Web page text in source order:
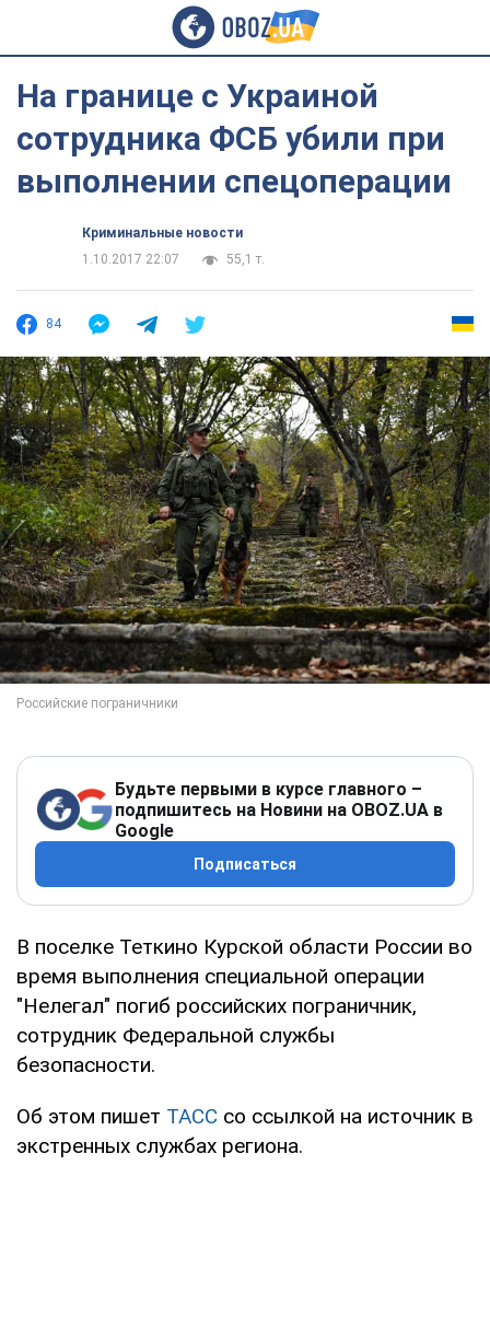
На границе с Украиной
сотрудника ФСБ убили при
выполнении спецоперации
Криминальные новости
1.10.2017 22:07
55,1 т.
84
Будьте первыми в курсе главного –
подпишитесь на Новини на OBOZ.UA в
Google
Подписаться
В поселке Теткино Курской области России во
время выполнения специальной операции
"Нелегал" погиб российских пограничник,
сотрудник Федеральной службы
безопасности.
Об этом пишет ТАСС со ссылкой на источник в
экстренных службах региона.